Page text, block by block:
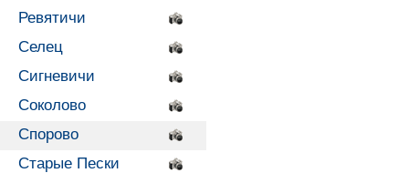
Ревятичи
Селец
Сигневичи
Соколово
Спорово
Старые Пески